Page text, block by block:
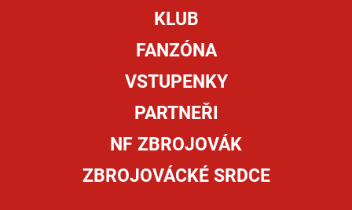
KLUB
FANZÓNA
VSTUPENKY
PARTNEŘI
NF ZBROJOVÁK
ZBROJOVÁCKÉ SRDCE